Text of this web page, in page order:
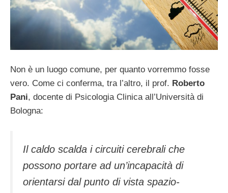
Non è un luogo comune, per quanto vorremmo fosse
vero. Come ci conferma, tra l’altro, il prof. Roberto
Pani, docente di Psicologia Clinica all’Università di
Bologna:
Il caldo scalda i circuiti cerebrali che
possono portare ad un’incapacità di
orientarsi dal punto di vista spazio-